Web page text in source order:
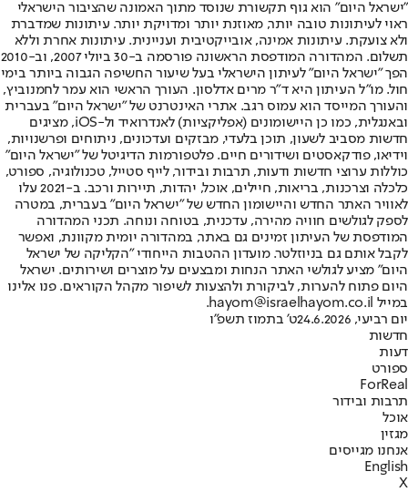
"ישראל היום" הוא גוף תקשורת שנוסד מתוך האמונה שהציבור הישראלי
ראוי לעיתונות טובה יותר, מאוזנת יותר ומדויקת יותר. עיתונות שמדברת
ולא צועקת. עיתונות אמינה, אובייקטיבית ועניינית. עיתונות אחרת וללא
תשלום. המהדורה המודפסת הראשונה פורסמה ב-30 ביולי 2007, וב-2010
הפך "ישראל היום" לעיתון הישראלי בעל שיעור החשיפה הגבוה ביותר בימי
חול. מו"ל העיתון היא ד"ר מרים אדלסון. העורך הראשי הוא עמר לחמנוביץ,
והעורך המייסד הוא עמוס רגב. אתרי האינטרנט של "ישראל היום" בעברית
ובאנגלית, כמו כן היישומונים (אפליקציות) לאנדרואיד ול-iOS, מציגים
חדשות מסביב לשעון, תוכן בלעדי, מבזקים ועדכונים, ניתוחים ופרשנויות,
וידיאו, פודקאסטים ושידורים חיים. פלטפורמות הדיגיטל של "ישראל היום"
כוללות ערוצי חדשות ודעות, תרבות ובידור, לייף סטייל, טכנולוגיה, ספורט,
כלכלה וצרכנות, בריאות, חיילים, אוכל, יהדות, תיירות ורכב. ב-2021 עלו
לאוויר האתר החדש והיישומון החדש של "ישראל היום" בעברית, במטרה
לספק לגולשים חוויה מהירה, עדכנית, בטוחה ונוחה. תכני המהדורה
המודפסת של העיתון זמינים גם באתר, במהדורה יומית מקוונת, ואפשר
לקבל אותם גם בניוזלטר. מועדון ההטבות הייחודי "הקליקה של ישראל
היום" מציע לגולשי האתר הנחות ומבצעים על מוצרים ושירותים. ישראל
היום פתוח להערות, לביקורת ולהצעות לשיפור מקהל הקוראים. פנו אלינו
במייל hayom@israelhayom.co.il.
יום רביעי, 24.6.2026
ט' בתמוז תשפ"ו
חדשות
דעות
ספורט
ForReal
תרבות ובידור
אוכל
מגזין
אנחנו מגייסים
English
X